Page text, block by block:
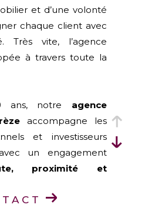
et d’une volonté
chaque client avec
Très vite, l’agence
à travers toute la
ans, notre agence
accompagne les
et investisseurs
un engagement
proximité et